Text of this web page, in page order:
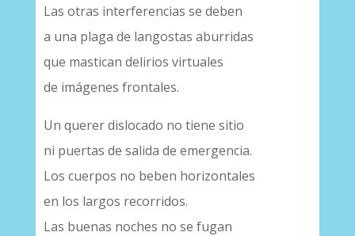
Las otras interferencias se deben
a una plaga de langostas aburridas
que mastican delirios virtuales
de imágenes frontales.
Un querer dislocado no tiene sitio
ni puertas de salida de emergencia.
Los cuerpos no beben horizontales
en los largos recorridos.
Las buenas noches no se fugan